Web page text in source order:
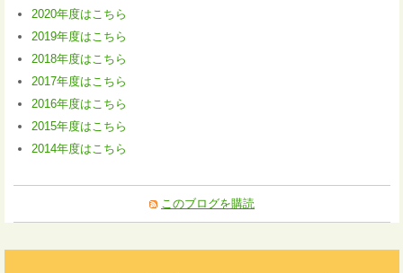
2020年度はこちら
2019年度はこちら
2018年度はこちら
2017年度はこちら
2016年度はこちら
2015年度はこちら
2014年度はこちら
このブログを購読